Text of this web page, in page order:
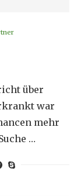
über
war
mehr
…